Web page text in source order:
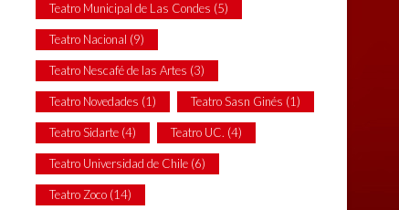
Teatro Municipal de Las Condes (5)
Teatro Nacional (9)
Teatro Nescafé de las Artes (3)
Teatro Novedades (1) Teatro Sasn Ginés (1)
Teatro Sidarte (4) Teatro UC. (4)
Teatro Universidad de Chile (6)
Teatro Zoco (14)